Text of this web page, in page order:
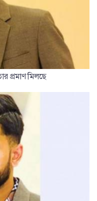
প্রমাণ মিলছে